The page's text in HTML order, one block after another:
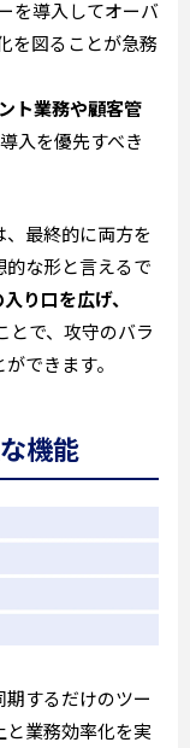
を導入してオーバ
を図ることが急務
ト業務や顧客管
入を優先すべき
最終的に両方を
な形と言えるで
り口を広げ、
とで、攻守のバラ
できます。
機能
するだけのツー
と業務効率化を実